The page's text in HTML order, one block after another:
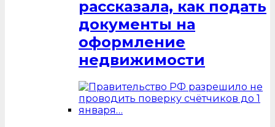
рассказала, как подать
документы на
оформление
недвижимости